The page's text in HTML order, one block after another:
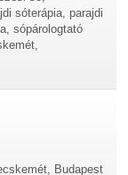
sóterápia, parajdi
sópárologtató
Budapest